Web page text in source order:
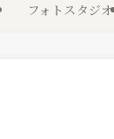
フォトスタジオ